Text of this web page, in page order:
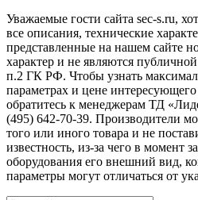
Уважаемые гости сайта sec-s.ru,
все описания, технические
представленные на нашем сайте
характер и не являются
п.2 ГК РФ. Чтобы узнать
параметрах и цене
обратитесь к менеджерам ТД
(495) 642-70-39. Производители
того или иного товара и не
известность, из-за чего в момент
оборудования его внешний вид,
параметры могут отличаться от